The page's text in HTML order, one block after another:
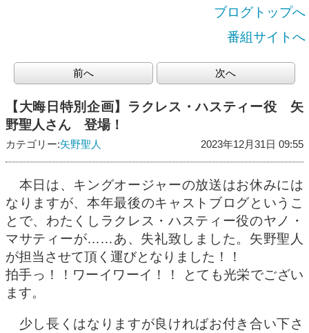
ブログトップへ
番組サイトへ
前へ 次へ
【大晦日特別企画】ラクレス・ハスティー役 矢
野聖人さん 登場！
カテゴリー:矢野聖人 2023年12月31日 09:55
本日は、キングオージャーの放送はお休みには
なりますが、本年最後のキャストブログというこ
とで、わたくしラクレス・ハスティー役のヤノ・
マサティーが……あ、失礼致しました。矢野聖人
が担当させて頂く運びとなりました！！
拍手っ！！ワーイワーイ！！ とても光栄でござい
ます。
少し長くはなりますが良ければお付き合い下さ